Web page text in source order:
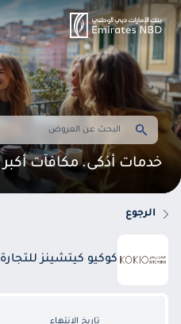
خدمات أذكى. مكافآت أكبر
الرجوع
كوكيو كيتشينز
تاريخ الإنتهاء